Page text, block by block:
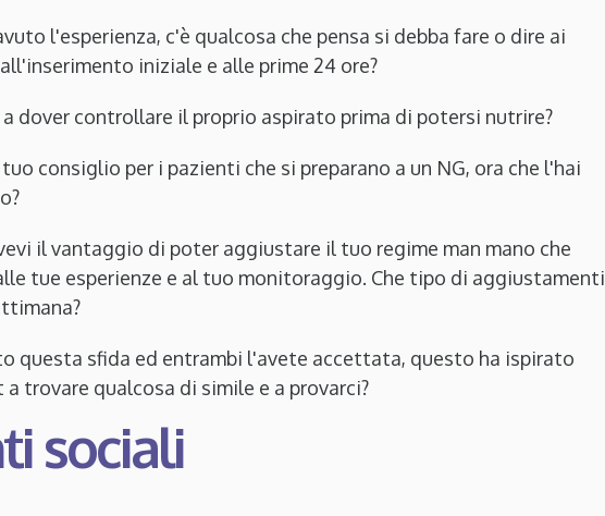
l'esperienza, c'è qualcosa che pensa si debba fare o dire ai
iniziale e alle prime 24 ore?
a dover controllare il proprio aspirato prima di potersi nutrire?
consiglio per i pazienti che si preparano a un NG, ora che l'hai
il vantaggio di poter aggiustare il tuo regime man mano che
tue esperienze e al tuo monitoraggio. Che tipo di aggiustamenti
questa sfida ed entrambi l'avete accettata, questo ha ispirato
trovare qualcosa di simile e a provarci?
sociali